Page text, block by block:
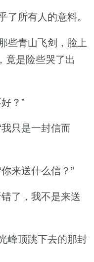
所有人的意料。
些青山飞剑，脸上
竟是险些哭了出
？”
只是一封信而
来送什么信？”
了，我不是来送
峰顶跳下去的那封